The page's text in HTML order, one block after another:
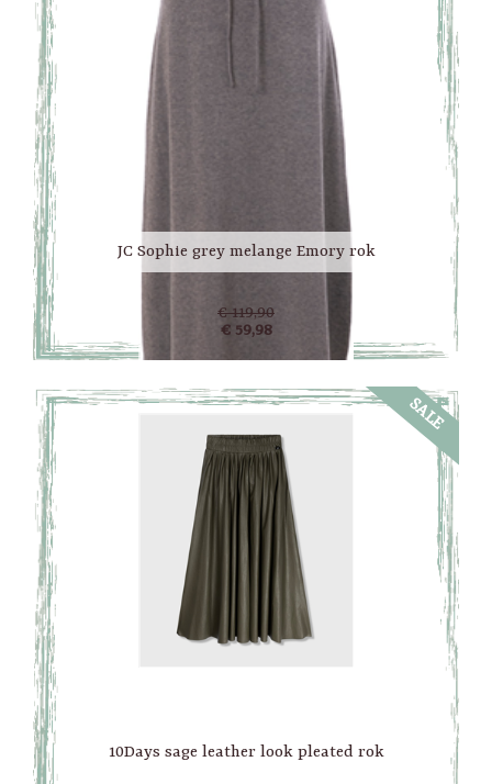
JC Sophie grey melange Emory rok
€ 119,90
€ 59,98
SALE
10Days sage leather look pleated rok